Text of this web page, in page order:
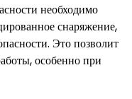
необходимо
снаряжение,
Это позволит
особенно при